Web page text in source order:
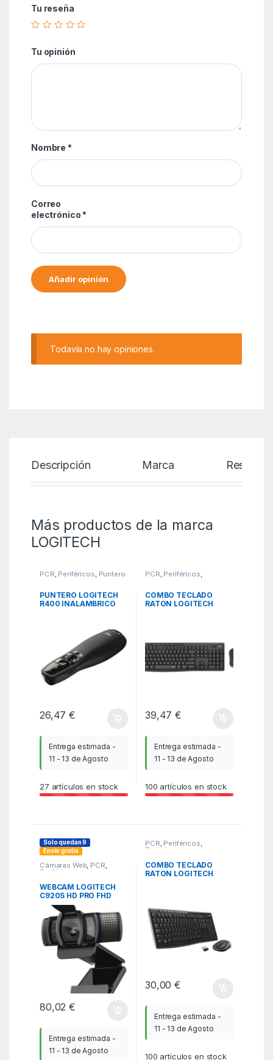
Tu reseña
Tu opinión
Nombre *
Correo
electrónico *
Todavía no hay opiniones.
Descripción Marca Reseñas
Más productos de la marca
LOGITECH
PCR, Periféricos, Puntero
para Presentaciones
PUNTERO LOGITECH
R400 INALAMBRICO
26,47€
Entrega estimada -
11 - 13 de Agosto
27 artículos en stock
PCR, Periféricos,
Teclados
COMBO TECLADO
RATON LOGITECH
39,47€
Entrega estimada -
11 - 13 de Agosto
100 artículos en stock
Solo quedan 9
Envío gratis
Cámaras Web, PCR,
Periféricos
WEBCAM LOGITECH
C920S HD PRO FHD
1920X1080PX NEGRA
80,02€
Entrega estimada -
11 - 13 de Agosto
PCR, Periféricos,
Teclados
COMBO TECLADO
RATON LOGITECH
30,00€
Entrega estimada -
11 - 13 de Agosto
100 artículos en stock